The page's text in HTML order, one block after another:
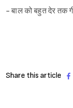
- बाल को बहुत देर तक
Share this article